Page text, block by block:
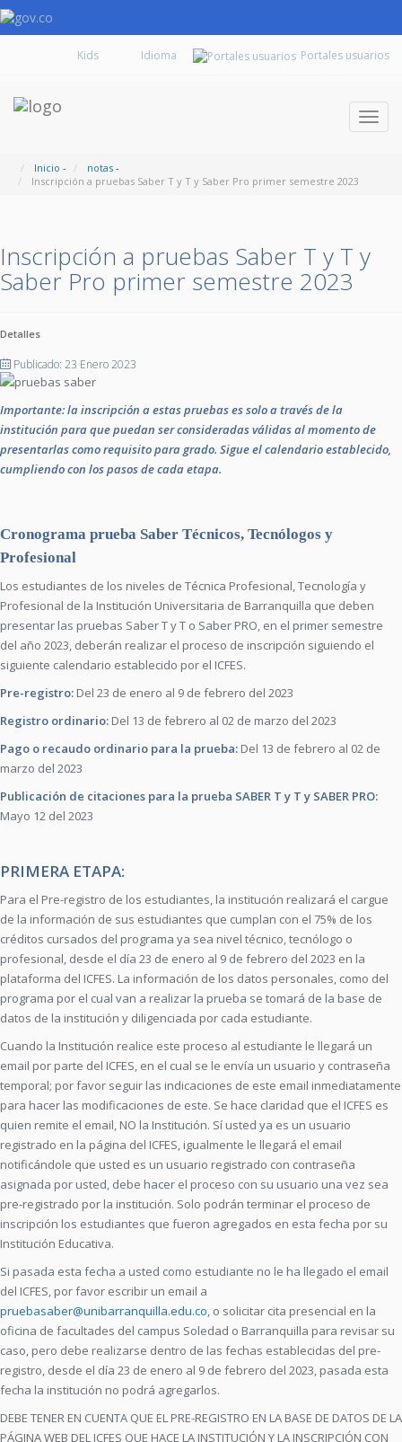
Kids Portales usuarios
Inicio - notas -
Inscripción a pruebas Saber T y T y Saber Pro primer semestre 2023
Inscripción a pruebas Saber T y T y
Saber Pro primer semestre 2023
Detalles
Publicado: 23 Enero 2023
Importante: la inscripción a estas pruebas es solo a través de la
institución para que puedan ser consideradas válidas al momento de
presentarlas como requisito para grado. Sigue el calendario establecido,
cumpliendo con los pasos de cada etapa.
Cronograma prueba Saber Técnicos, Tecnólogos y
Profesional
Los estudiantes de los niveles de Técnica Profesional, Tecnología y
Profesional de la Institución Universitaria de Barranquilla que deben
presentar las pruebas Saber T y T o Saber PRO, en el primer semestre
del año 2023, deberán realizar el proceso de inscripción siguiendo el
siguiente calendario establecido por el ICFES.
Pre-registro: Del 23 de enero al 9 de febrero del 2023
Registro ordinario: Del 13 de febrero al 02 de marzo del 2023
Pago o recaudo ordinario para la prueba: Del 13 de febrero al 02 de
marzo del 2023
Publicación de citaciones para la prueba SABER T y T y SABER PRO:
Mayo 12 del 2023
PRIMERA ETAPA:
Para el Pre-registro de los estudiantes, la institución realizará el cargue
de la información de sus estudiantes que cumplan con el 75% de los
créditos cursados del programa ya sea nivel técnico, tecnólogo o
profesional, desde el día 23 de enero al 9 de febrero del 2023 en la
plataforma del ICFES. La información de los datos personales, como del
programa por el cual van a realizar la prueba se tomará de la base de
datos de la institución y diligenciada por cada estudiante.
Cuando la Institución realice este proceso al estudiante le llegará un
email por parte del ICFES, en el cual se le envía un usuario y contraseña
temporal; por favor seguir las indicaciones de este email inmediatamente
para hacer las modificaciones de este. Se hace claridad que el ICFES es
quien remite el email, NO la Institución. Sí usted ya es un usuario
registrado en la página del ICFES, igualmente le llegará el email
notificándole que usted es un usuario registrado con contraseña
asignada por usted, debe hacer el proceso con su usuario una vez sea
pre-registrado por la institución. Solo podrán terminar el proceso de
inscripción los estudiantes que fueron agregados en esta fecha por su
Institución Educativa.
Si pasada esta fecha a usted como estudiante no le ha llegado el email
del ICFES, por favor escribir un email a
pruebasaber@unibarranquilla.edu.co, o solicitar cita presencial en la
oficina de facultades del campus Soledad o Barranquilla para revisar su
caso, pero debe realizarse dentro de las fechas establecidas del pre-
registro, desde el día 23 de enero al 9 de febrero del 2023, pasada esta
fecha la institución no podrá agregarlos.
DEBE TENER EN CUENTA QUE EL PRE-REGISTRO EN LA BASE DE DATOS DE LA
PÁGINA WEB DEL ICFES QUE HACE LA INSTITUCIÓN Y LA INSCRIPCIÓN CON